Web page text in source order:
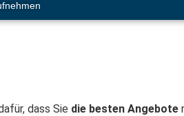
dass Sie die besten Angebote